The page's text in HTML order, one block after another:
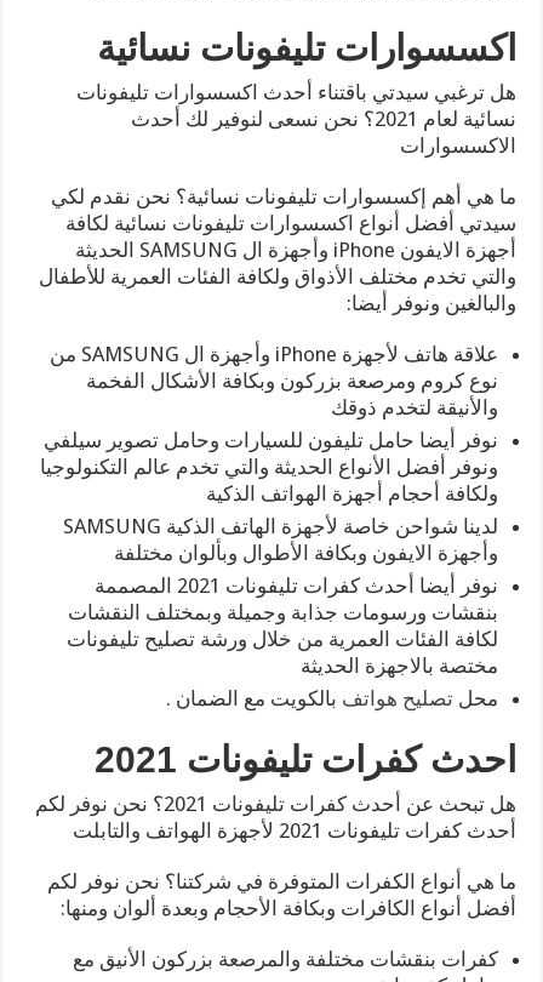
اكسسوارات تليفونات نسائية
هل ترغبي سيدتي باقتناء أحدث اكسسوارات تليفونات
نسائية لعام 2021؟ نحن نسعى لنوفير لك أحدث
الاكسسوارات
ما هي أهم إكسسوارات تليفونات نسائية؟ نحن نقدم لكي
سيدتي أفضل أنواع اكسسوارات تليفونات نسائية لكافة
أجهزة الايفون iPhone وأجهزة ال SAMSUNG الحديثة
والتي تخدم مختلف الأذواق ولكافة الفئات العمرية للأطفال
والبالغين ونوفر أيضا:
علاقة هاتف لأجهزة iPhone وأجهزة ال SAMSUNG من
نوع كروم ومرصعة بزركون وبكافة الأشكال الفخمة
والأنيقة لتخدم ذوقك
نوفر أيضا حامل تليفون للسيارات وحامل تصوير سيلفي
ونوفر أفضل الأنواع الحديثة والتي تخدم عالم التكنولوجيا
ولكافة أحجام أجهزة الهواتف الذكية
لدينا شواحن خاصة لأجهزة الهاتف الذكية SAMSUNG
وأجهزة الايفون وبكافة الأطوال وبألوان مختلفة
نوفر أيضا أحدث كفرات تليفونات 2021 المصممة
بنقشات ورسومات جذابة وجميلة وبمختلف النقشات
لكافة الفئات العمرية من خلال ورشة تصليح تليفونات
مختصة بالاجهزة الحديثة
محلتصليح هواتف بالكويت مع الضمان .
احدث كفرات تليفونات 2021
هل تبحث عن أحدث كفرات تليفونات 2021؟ نحن نوفر لكم
أحدث كفرات تليفونات 2021 لأجهزة الهواتف والتابلت
ما هي أنواع الكفرات المتوفرة في شركتنا؟ نحن نوفر لكم
أفضل أنواع الكافرات وبكافة الأحجام وبعدة ألوان ومنها:
كفرات بنقشات مختلفة والمرصعة بزركون الأنيق مع